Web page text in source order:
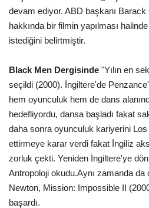
devam ediyor. ABD başkanı
hakkında bir filmin yapılması
istediğini belirtmiştir.
Black Men Dergisinde "Yılın en
seçildi (2000). İngiltere'de
hem oyunculuk hem de dans
hedefliyordu, dansa başladı fakat
daha sonra oyunculuk kariyerini
ettirmeye karar verdi fakat İngiliz
zorluk çekti. Yeniden İngiltere'ye
Antropoloji okudu.Aynı zamanda
Newton, Mission: Impossible II
başardı.